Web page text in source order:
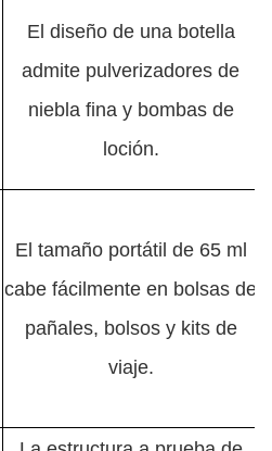
El diseño de una botella
admite pulverizadores de
niebla fina y bombas de
loción.
El tamaño portátil de 65 ml
cabe fácilmente en bolsas de
pañales, bolsos y kits de
viaje.